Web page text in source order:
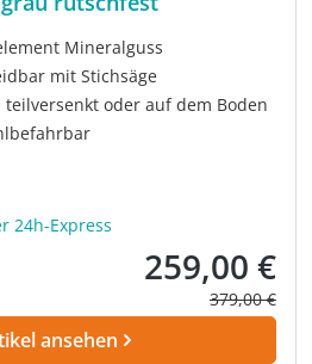
Mineralguss
mit Stichsäge
oder auf dem Boden
24h-Express
Verkaufspreis:
259,00 €
Regulärer
379,00 €
ansehen